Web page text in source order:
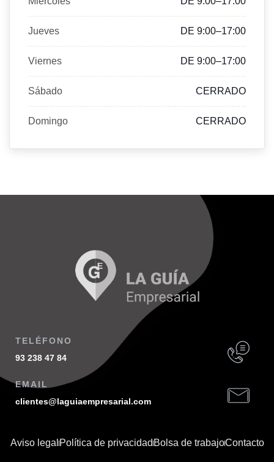
Jueves DE 9:00–17:00
Viernes DE 9:00–17:00
Sábado CERRADO
Domingo CERRADO
TELÉFONO
93 238 47 84
EMAIL
clientes@laguiaempresarial.com
Aviso legal Política de privacidadBolsa de trabajoContacto